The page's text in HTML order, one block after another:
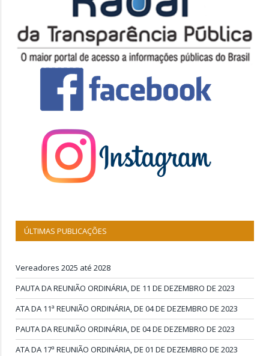
ÚLTIMAS PUBLICAÇÕES
Vereadores 2025 até 2028
PAUTA DA REUNIÃO ORDINÁRIA, DE 11 DE DEZEMBRO DE 2023
ATA DA 11ª REUNIÃO ORDINÁRIA, DE 04 DE DEZEMBRO DE 2023
PAUTA DA REUNIÃO ORDINÁRIA, DE 04 DE DEZEMBRO DE 2023
ATA DA 17ª REUNIÃO ORDINÁRIA, DE 01 DE DEZEMBRO DE 2023